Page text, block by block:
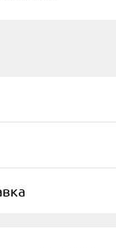
от TECNO.
кг. При